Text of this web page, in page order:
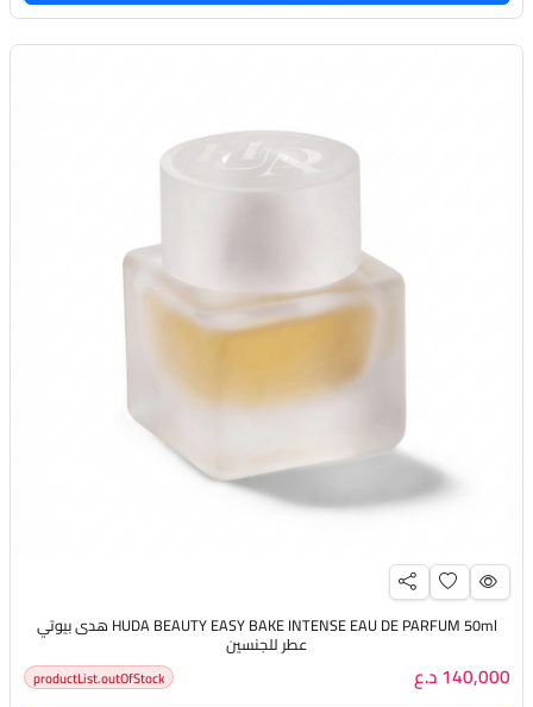
HUDA BEAUTY EASY BAKE INTENSE EAU DE PARFUM 50ml هدى بيوتي
عطر للجنسين
140,000 د.ع productList.outOfStock